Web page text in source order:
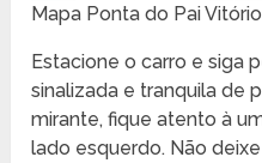
Mapa Ponta do Pai
Estacione o carro e siga
sinalizada e tranquila de
mirante, fique atento à
lado esquerdo. Não